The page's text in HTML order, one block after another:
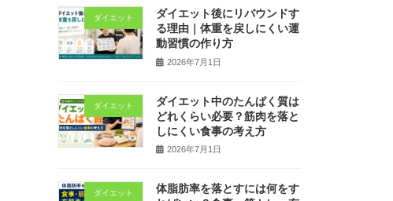
ダイエット
ダイエット後にリバウンドす
る理由｜体重を戻しにくい運
動習慣の作り方
2026年7月1日
ダイエット
ダイエット中のたんぱく質は
どれくらい必要？筋肉を落と
しにくい食事の考え方
2026年7月1日
ダイエット
体脂肪率を落とすには何をす